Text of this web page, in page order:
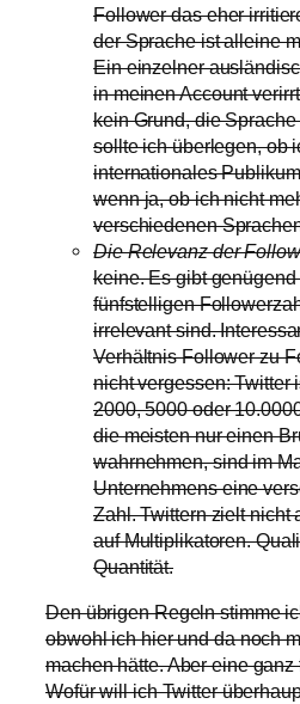
Follower das eher
der Sprache ist alleine
Ein einzelner
in meinen Account
kein Grund, die
sollte ich überlegen, ob
internationales
wenn ja, ob ich nicht
verschiedenen
Die Relevanz der
keine. Es gibt
fünfstelligen
irrelevant sind.
Verhältnis Follower zu
nicht vergessen: Twitter
2000, 5000 oder
die meisten nur einen
wahrnehmen, sind im
Unternehmens eine
Zahl. Twittern zielt nicht
auf Multiplikatoren.
Quantität.
Den übrigen Regeln stimme
obwohl ich hier und da noch
machen hätte. Aber eine
Wofür will ich Twitter